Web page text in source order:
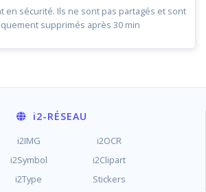
en sécurité. Ils ne sont pas partagés et sont
supprimés après 30 min
i2-RÉSEAU
i2IMG
i2OCR
i2Symbol
i2Clipart
i2Type Stickers